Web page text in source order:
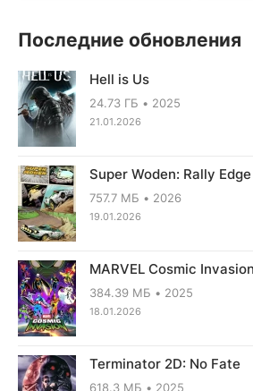
Последние обновления
Hell is Us
24.73 ГБ 2025
21.01.2026
Super Woden: Rally Edge
757.7 МБ 2026
19.01.2026
MARVEL Cosmic Invasion
384.39 МБ 2025
18.01.2026
Terminator 2D: No Fate
618.3 МБ 2025